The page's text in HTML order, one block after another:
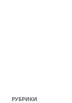
РУБРИКИ